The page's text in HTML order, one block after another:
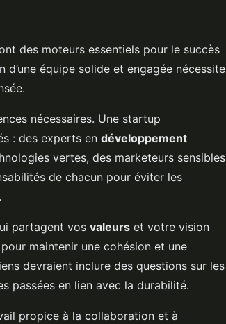
des moteurs essentiels pour le succès
équipe solide et engagée nécessite
nécessaires. Une startup
: des experts en développement
vertes, des marketeurs sensibles
de chacun pour éviter les
partagent vos valeurs et votre vision
maintenir une cohésion et une
devraient inclure des questions sur les
passées en lien avec la durabilité.
propice à la collaboration et à